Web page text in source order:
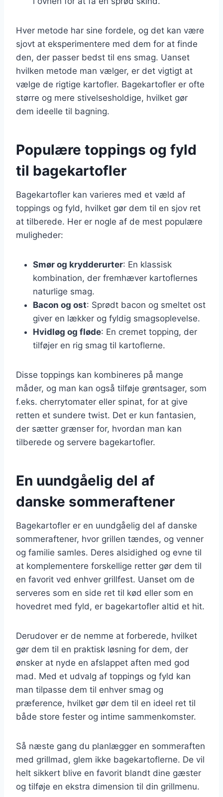
Hver metode har sine fordele, og det kan være
sjovt at eksperimentere med dem for at finde
den, der passer bedst til ens smag. Uanset
hvilken metode man vælger, er det vigtigt at
vælge de rigtige kartofler. Bagekartofler er ofte
større og mere stivelsesholdige, hvilket gør
dem ideelle til bagning.
Populære toppings og fyld
til bagekartofler
Bagekartofler kan varieres med et væld af
toppings og fyld, hvilket gør dem til en sjov ret
at tilberede. Her er nogle af de mest populære
muligheder:
Smør og krydderurter: En klassisk
kombination, der fremhæver kartoflernes
naturlige smag.
Bacon og ost: Sprødt bacon og smeltet ost
giver en lækker og fyldig smagsoplevelse.
Hvidløg og fløde: En cremet topping, der
tilføjer en rig smag til kartoflerne.
Disse toppings kan kombineres på mange
måder, og man kan også tilføje grøntsager, som
f.eks. cherrytomater eller spinat, for at give
retten et sundere twist. Det er kun fantasien,
der sætter grænser for, hvordan man kan
tilberede og servere bagekartofler.
En uundgåelig del af
danske sommeraftener
Bagekartofler er en uundgåelig del af danske
sommeraftener, hvor grillen tændes, og venner
og familie samles. Deres alsidighed og evne til
at komplementere forskellige retter gør dem til
en favorit ved enhver grillfest. Uanset om de
serveres som en side ret til kød eller som en
hovedret med fyld, er bagekartofler altid et hit.
Derudover er de nemme at forberede, hvilket
gør dem til en praktisk løsning for dem, der
ønsker at nyde en afslappet aften med god
mad. Med et udvalg af toppings og fyld kan
man tilpasse dem til enhver smag og
præference, hvilket gør dem til en ideel ret til
både store fester og intime sammenkomster.
Så næste gang du planlægger en sommeraften
med grillmad, glem ikke bagekartoflerne. De vil
helt sikkert blive en favorit blandt dine gæster
og tilføje en ekstra dimension til din grillmenu.